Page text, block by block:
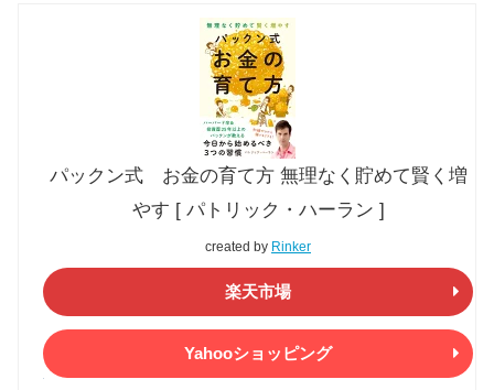
パックン式 お金の育て方 無理なく貯めて賢く増
やす [ パトリック・ハーラン ]
created by Rinker
楽天市場
Yahooショッピング